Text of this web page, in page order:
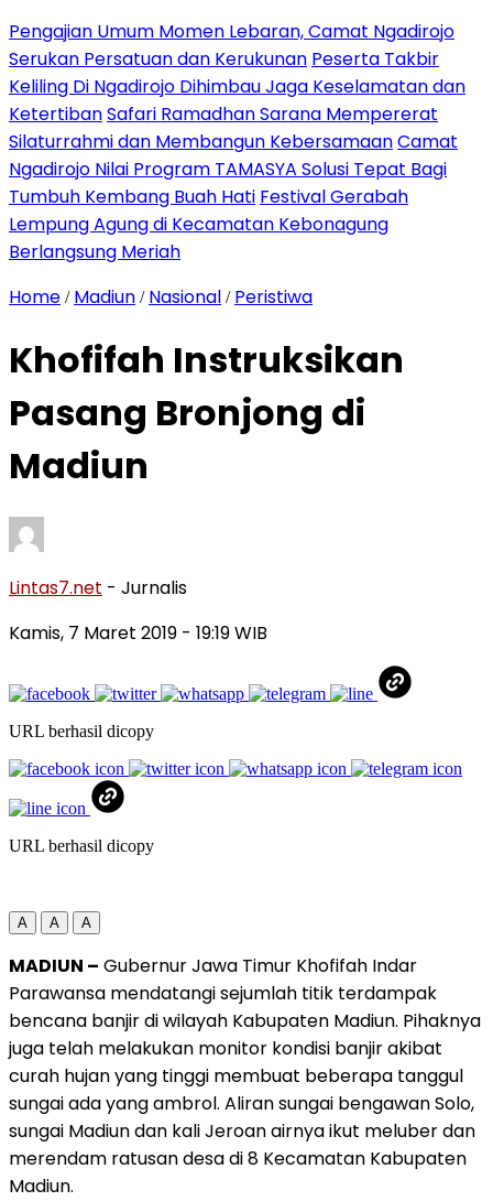
Pengajian Umum Momen Lebaran, Camat Ngadirojo
Serukan Persatuan dan Kerukunan Peserta Takbir
Keliling Di Ngadirojo Dihimbau Jaga Keselamatan dan
KetertibanSafari Ramadhan Sarana Mempererat
Silaturrahmi dan Membangun KebersamaanCamat
Ngadirojo Nilai Program TAMASYA Solusi Tepat Bagi
Tumbuh Kembang Buah Hati Festival Gerabah
Lempung Agung di Kecamatan Kebonagung
Berlangsung Meriah
Home / Madiun / Nasional / Peristiwa
Khofifah Instruksikan
Pasang Bronjong di
Madiun
Lintas7.net - Jurnalis
Kamis, 7 Maret 2019 - 19:19 WIB
URL berhasil dicopy
URL berhasil dicopy
A A A
MADIUN – Gubernur Jawa Timur Khofifah Indar
Parawansa mendatangi sejumlah titik terdampak
bencana banjir di wilayah Kabupaten Madiun. Pihaknya
juga telah melakukan monitor kondisi banjir akibat
curah hujan yang tinggi membuat beberapa tanggul
sungai ada yang ambrol. Aliran sungai bengawan Solo,
sungai Madiun dan kali Jeroan airnya ikut meluber dan
merendam ratusan desa di 8 Kecamatan Kabupaten
Madiun.